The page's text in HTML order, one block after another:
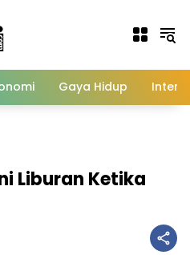
Gaya Hidup
Liburan Ketika